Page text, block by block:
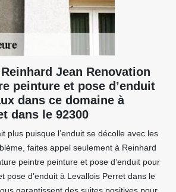
Jean Renovation
peinture et pose d’enduit
dans ce domaine à
dans le 92300
plus puisque l’enduit se décolle avec les
faites appel seulement à Reinhard
peintre peinture et pose d’enduit pour
pose d’enduit à Levallois Perret dans le